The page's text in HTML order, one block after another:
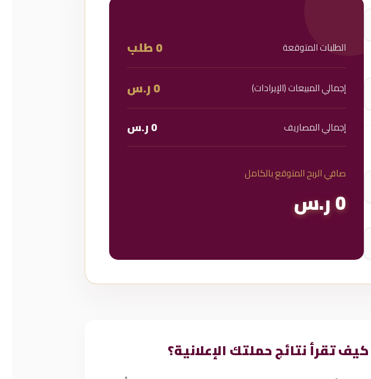
الطلبات المتوقعة 0 طلب
إجمالي المبيعات (الإيرادات) 0 ر.س
إجمالي المصاريف 0 ر.س
صافي الربح المتوقع بالكامل
0 ر.س
كيف تقرأ نتائج حملتك الإعلانية؟